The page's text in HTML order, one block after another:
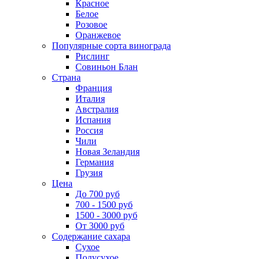
Красное
Белое
Розовое
Оранжевое
Популярные сорта винограда
Рислинг
Совиньон Блан
Страна
Франция
Италия
Австралия
Испания
Россия
Чили
Новая Зеландия
Германия
Грузия
Цена
До 700 руб
700 - 1500 руб
1500 - 3000 руб
От 3000 руб
Содержание сахара
Сухое